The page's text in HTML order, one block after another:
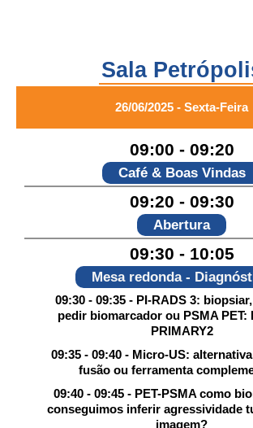
Sala
26/06/2025 - Sexta-Feira
09:00 - 09:20
Café & Boas Vindas
09:20 - 09:30
Abertura
09:30 - 10:05
Mesa redonda -
09:30 - 09:35 - PI-RADS 3:
pedir biomarcador ou PSMA PET:
PRIMARY2
09:35 - 09:40 - Micro-US:
fusão ou ferramenta
09:40 - 09:45 - PET-PSMA como
conseguimos inferir agressividade
imagem?